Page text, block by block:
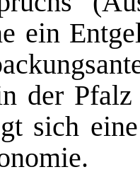
ein
der
sich